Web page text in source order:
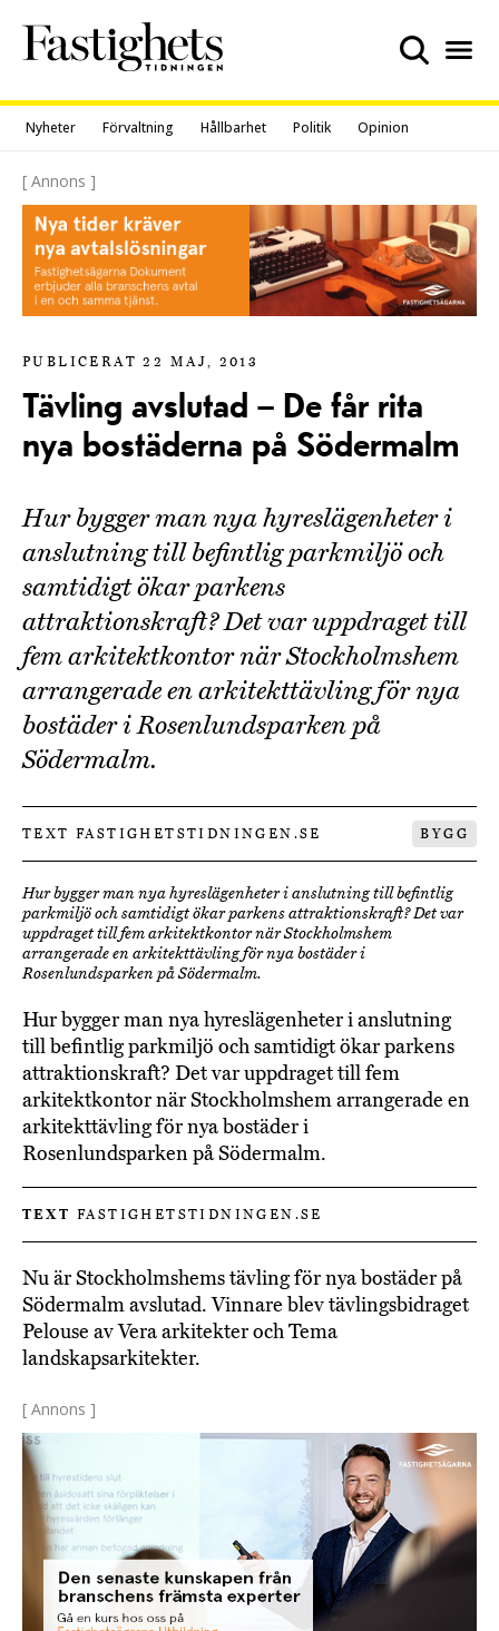
content
Nyheter Förvaltning Hållbarhet Politik Opinion
[ Annons ]
PUBLICERAT 22 MAJ, 2013
Tävling avslutad – De får rita
nya bostäderna på Södermalm
Hur bygger man nya hyreslägenheter i
anslutning till befintlig parkmiljö och
samtidigt ökar parkens
attraktionskraft? Det var uppdraget till
fem arkitektkontor när Stockholmshem
arrangerade en arkitekttävling för nya
bostäder i Rosenlundsparken på
Södermalm.
TEXT FASTIGHETSTIDNINGEN.SE BYGG
Hur bygger man nya hyreslägenheter i anslutning till befintlig
parkmiljö och samtidigt ökar parkens attraktionskraft? Det var
uppdraget till fem arkitektkontor när Stockholmshem
arrangerade en arkitekttävling för nya bostäder i
Rosenlundsparken på Södermalm.
Hur bygger man nya hyreslägenheter i anslutning
till befintlig parkmiljö och samtidigt ökar parkens
attraktionskraft? Det var uppdraget till fem
arkitektkontor när Stockholmshem arrangerade en
arkitekttävling för nya bostäder i
Rosenlundsparken på Södermalm.
TEXT FASTIGHETSTIDNINGEN.SE
Nu är Stockholmshems tävling för nya bostäder på
Södermalm avslutad. Vinnare blev tävlingsbidraget
Pelouse av Vera arkitekter och Tema
landskapsarkitekter.
[ Annons ]